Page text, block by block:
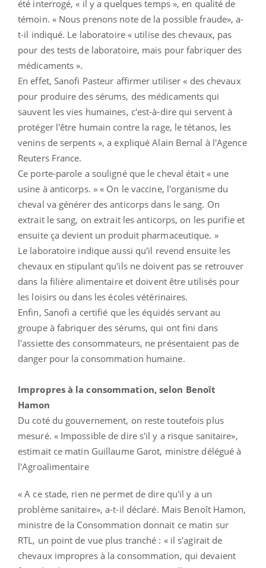
été interrogé, « il y a quelques temps », en qualité de
témoin. « Nous prenons note de la possible fraude», a-
t-il indiqué. Le laboratoire « utilise des chevaux, pas
pour des tests de laboratoire, mais pour fabriquer des
médicaments ».
En effet, Sanofi Pasteur affirmer utiliser « des chevaux
pour produire des sérums, des médicaments qui
sauvent les vies humaines, c'est-à-dire qui servent à
protéger l'être humain contre la rage, le tétanos, les
venins de serpents », a expliqué Alain Bernal à l'Agence
Reuters France.
Ce porte-parole a souligné que le cheval était « une
usine à anticorps. » « On le vaccine, l'organisme du
cheval va générer des anticorps dans le sang. On
extrait le sang, on extrait les anticorps, on les purifie et
ensuite ça devient un produit pharmaceutique. »
Le laboratoire indique aussi qu'il revend ensuite les
chevaux en stipulant qu'ils ne doivent pas se retrouver
dans la filière alimentaire et doivent être utilisés pour
les loisirs ou dans les écoles vétérinaires.
Enfin, Sanofi a certifié que les équidés servant au
groupe à fabriquer des sérums, qui ont fini dans
l'assiette des consommateurs, ne présentaient pas de
danger pour la consommation humaine.
Impropres à la consommation, selon Benoît
Hamon
Du coté du gouvernement, on reste toutefois plus
mesuré. « Impossible de dire s'il y a risque sanitaire»,
estimait ce matin Guillaume Garot, ministre délégué à
l'Agroalimentaire
« A ce stade, rien ne permet de dire qu'il y a un
problème sanitaire», a-t-il déclaré. Mais Benoît Hamon,
ministre de la Consommation donnait ce matin sur
RTL, un point de vue plus tranché : « il s'agirait de
chevaux impropres à la consommation, qui devaient